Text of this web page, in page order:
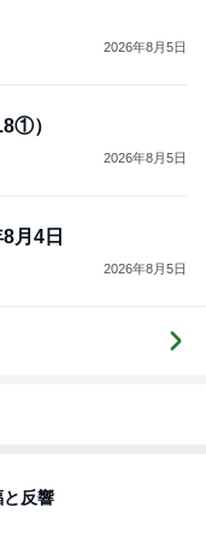
2026年8月5日
）
2026年8月5日
月4日
2026年8月5日
反響